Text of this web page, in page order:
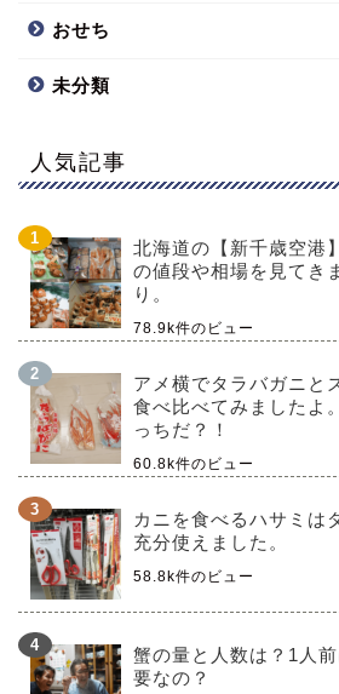
おせち
未分類
人気記事
北海道の【新千歳空港
の値段や相場を見てき
り。
78.9k件のビュー
アメ横でタラバガニと
食べ比べてみましたよ
っちだ？！
60.8k件のビュー
カニを食べるハサミは
充分使えました。
58.8k件のビュー
蟹の量と人数は？1人
要なの？